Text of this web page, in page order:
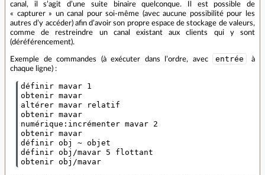
canal, il s’agit d’une suite binaire quelconque. Il est possible de
« capturer » un canal pour soi‑même (avec aucune possibilité pour les
autres d’y accéder) afin d’avoir son propre espace de stockage de valeurs,
comme de restreindre un canal existant aux clients qui y sont
(déréférencement).
Exemple de commandes (à exécuter dans l’ordre, avec entrée
à
chaque ligne) :
définir mavar 1
obtenir mavar
altérer mavar relatif
obtenir mavar
numérique:incrémenter mavar 2
obtenir mavar
définir obj ~ objet
définir obj/mavar 5 flottant